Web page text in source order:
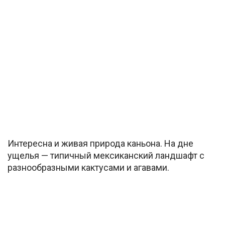
Интересна и живая природа каньона. На дне
ущелья — типичный мексиканский ландшафт с
разнообразными кактусами и агавами.